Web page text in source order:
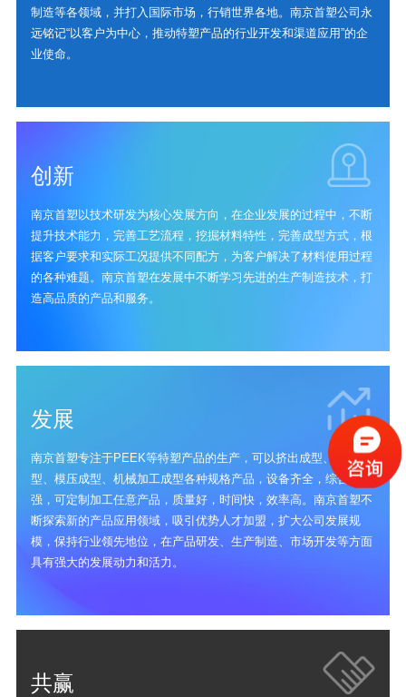
制造等各领域，并打入国际市场，行销世界各地。南京首塑公司永
远铭记“以客户为中心，推动特塑产品的行业开发和渠道应用”的企
业使命。
创新
南京首塑以技术研发为核心发展方向，在企业发展的过程中，不断
提升技术能力，完善工艺流程，挖掘材料特性，完善成型方式，根
据客户要求和实际工况提供不同配方，为客户解决了材料使用过程
的各种难题。南京首塑在发展中不断学习先进的生产制造技术，打
造高品质的产品和服务。
发展
南京首塑专注于PEEK等特塑产品的生产，可以挤出成型、注塑成
型、模压成型、机械加工成型各种规格产品，设备齐全，综合实力
强，可定制加工任意产品，质量好，时间快，效率高。南京首塑不
断探索新的产品应用领域，吸引优势人才加盟，扩大公司发展规
模，保持行业领先地位，在产品研发、生产制造、市场开发等方面
具有强大的发展动力和活力。
共赢